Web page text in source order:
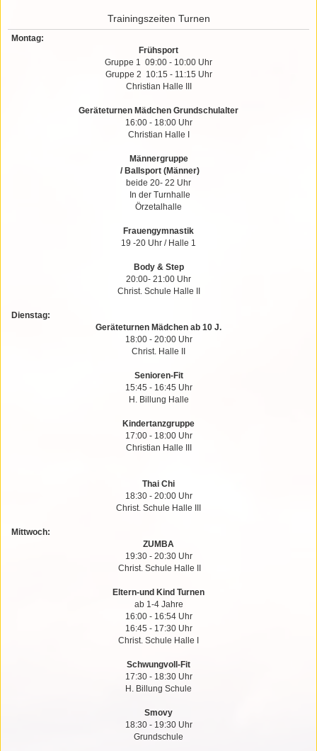
Trainingszeiten Turnen
Montag:
Frühsport
Gruppe 1 09:00 - 10:00 Uhr
Gruppe 2 10:15 - 11:15 Uhr
Christian Halle III
Geräteturnen Mädchen Grundschulalter
16:00 - 18:00 Uhr
Christian Halle I
Männergruppe
/ Ballsport (Männer)
beide 20- 22 Uhr
In der Turnhalle
Örzetalhalle
Frauengymnastik
19 -20 Uhr / Halle 1
Body & Step
20:00- 21:00 Uhr
Christ. Schule Halle II
Dienstag:
Geräteturnen Mädchen ab 10 J.
18:00 - 20:00 Uhr
Christ. Halle II
Senioren-Fit
15:45 - 16:45 Uhr
H. Billung Halle
Kindertanzgruppe
17:00 - 18:00 Uhr
Christian Halle III
Thai Chi
18:30 - 20:00 Uhr
Christ. Schule Halle III
Mittwoch:
ZUMBA
19:30 - 20:30 Uhr
Christ. Schule Halle II
Eltern-und Kind Turnen
ab 1-4 Jahre
16:00 - 16:54 Uhr
16:45 - 17:30 Uhr
Christ. Schule Halle I
Schwungvoll-Fit
17:30 - 18:30 Uhr
H. Billung Schule
Smovy
18:30 - 19:30 Uhr
Grundschule